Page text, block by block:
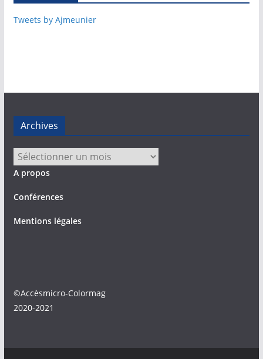
Tweets by Ajmeunier
Archives
Archives
A propos
Conférences
Mentions légales
©Accèsmicro-Colormag
2020-2021